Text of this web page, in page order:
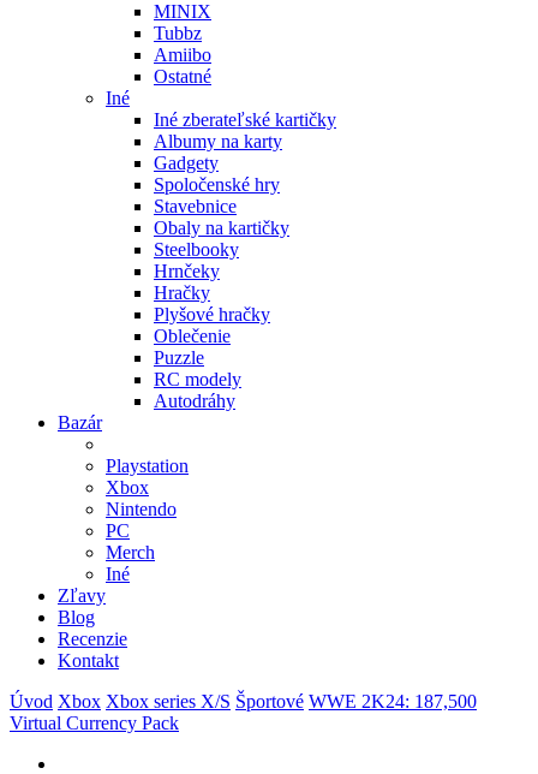
MINIX
Tubbz
Amiibo
Ostatné
Iné
Iné zberateľské kartičky
Albumy na karty
Gadgety
Spoločenské hry
Stavebnice
Obaly na kartičky
Steelbooky
Hrnčeky
Hračky
Plyšové hračky
Oblečenie
Puzzle
RC modely
Autodráhy
Bazár
Playstation
Xbox
Nintendo
PC
Merch
Iné
Zľavy
Blog
Recenzie
Kontakt
Úvod Xbox Xbox series X/S Športové WWE 2K24: 187,500
Virtual Currency Pack